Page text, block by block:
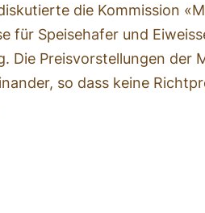
die Kommission
für Speisehafer und
Die Preisvorstellungen der
so dass keine